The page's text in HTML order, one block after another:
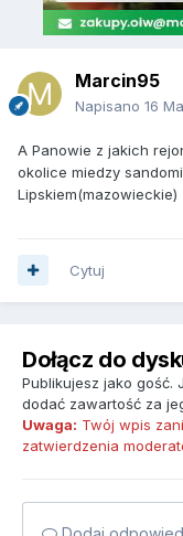
Marcin95
Napisano 16
A Panowie z jakich
okolice miedzy
Lipskiem(mazowieckie)
Cytuj
Dołącz do
Publikujesz jako gość.
dodać zawartość za
Uwaga: Twój wpis
zatwierdzenia